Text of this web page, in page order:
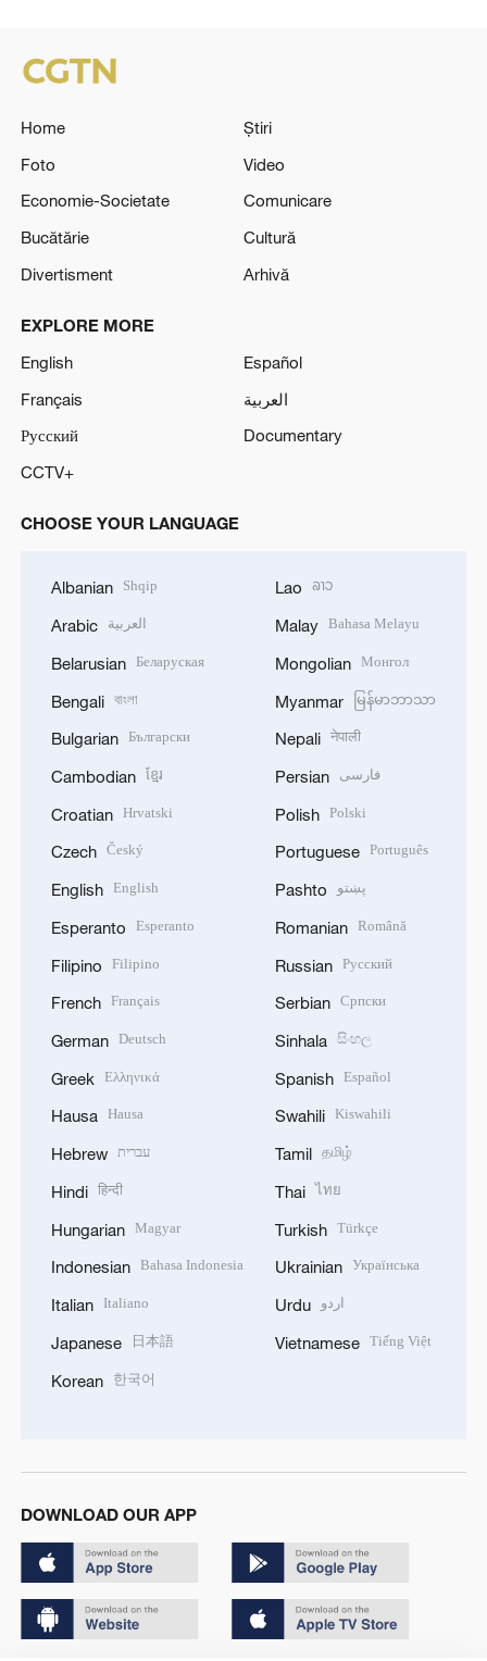
Home
Știri
Foto
Video
Economie-Societate
Comunicare
Bucătărie
Cultură
Divertisment
Arhivă
EXPLORE MORE
English
Español
Français
العربية
Русский
Documentary
CCTV+
CHOOSE YOUR LANGUAGE
Albanian Shqip
Arabic العربية
Belarusian Беларуская
Bengali বাংলা
Bulgarian Български
Cambodian ខ្មែរ
Croatian Hrvatski
Czech Český
English English
Esperanto Esperanto
Filipino Filipino
French Français
German Deutsch
Greek Ελληνικά
Hausa Hausa
Hebrew עברית
Hindi हिन्दी
Hungarian Magyar
Indonesian Bahasa Indonesia
Italian Italiano
Japanese 日本語
Korean 한국어
Lao ລາວ
Malay Bahasa Melayu
Mongolian Монгол
Myanmar မြန်မာဘာသာ
Nepali नेपाली
Persian فارسی
Polish Polski
Portuguese Português
Pashto پښتو
Romanian Română
Russian Русский
Serbian Српски
Sinhala සිංහල
Spanish Español
Swahili Kiswahili
Tamil தமிழ்
Thai ไทย
Turkish Türkçe
Ukrainian Українська
Urdu اردو
Vietnamese Tiếng Việt
DOWNLOAD OUR APP